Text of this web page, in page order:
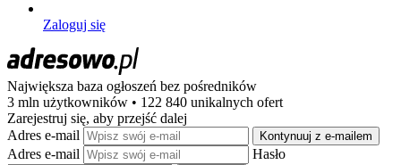
Zaloguj się
Największa baza ogłoszeń bez pośredników
3 mln użytkowników • 122 840 unikalnych ofert
Zarejestruj się, aby przejść dalej
Adres e-mail
Kontynuuj z e-mailem
Adres e-mail Hasło